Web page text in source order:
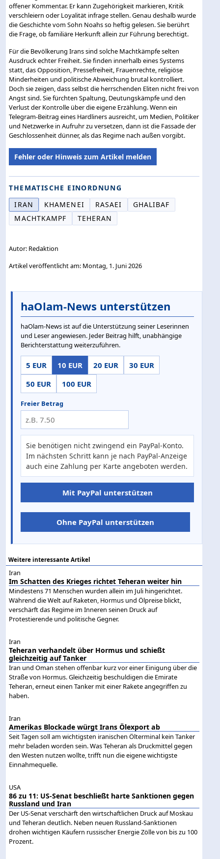
offener Kommentar. Er kann Zugehörigkeit markieren, Kritik
verschleiern oder Loyalität infrage stellen. Genau deshalb wurde
die Geschichte vom Sohn Noahs so heftig gelesen. Sie berührt
die Frage, ob familiäre Herkunft allein zur Führung berechtigt.
Für die Bevölkerung Irans sind solche Machtkämpfe selten
Ausdruck echter Freiheit. Sie finden innerhalb eines Systems
statt, das Opposition, Pressefreiheit, Frauenrechte, religiöse
Minderheiten und politische Abweichung brutal kontrolliert.
Doch sie zeigen, dass selbst die herrschenden Eliten nicht frei von
Angst sind. Sie fürchten Spaltung, Deutungskämpfe und den
Verlust der Kontrolle über die eigene Erzählung. Wenn ein
Telegram-Beitrag eines Hardliners ausreicht, um Medien, Politiker
und Netzwerke in Aufruhr zu versetzen, dann ist die Fassade der
Geschlossenheit dünner, als das Regime nach außen vorgibt.
Fehler oder Hinweis zum Artikel melden
THEMATISCHE EINORDNUNG
IRAN
KHAMENEI RASAEI
GHALIBAF
MACHTKAMPF
TEHERAN
Autor: Redaktion
Artikel veröffentlicht am: Montag, 1. Juni 2026
haOlam-News unterstützen
haOlam-News ist auf die Unterstützung seiner Leserinnen
und Leser angewiesen. Jeder Beitrag hilft, unabhängige
Berichterstattung weiterzuführen.
5 EUR 10 EUR 20 EUR
30 EUR
50 EUR
100 EUR
Freier Betrag
Sie benötigen nicht zwingend ein PayPal-Konto.
Im nächsten Schritt kann je nach PayPal-Anzeige
auch eine Zahlung per Karte angeboten werden.
Mit PayPal unterstützen
Ohne PayPal unterstützen
Weitere interessante Artikel
Iran
Im Schatten des Krieges richtet Teheran weiter hin
Mindestens 71 Menschen wurden allein im Juli hingerichtet.
Während die Welt auf Raketen, Hormus und Ölpreise blickt,
verschärft das Regime im Inneren seinen Druck auf
Protestierende und politische Gegner.
Iran
Teheran verhandelt über Hormus und schießt
gleichzeitig auf Tanker
Iran und Oman stehen offenbar kurz vor einer Einigung über die
Straße von Hormus. Gleichzeitig beschuldigen die Emirate
Teheran, erneut einen Tanker mit einer Rakete angegriffen zu
haben.
Iran
Amerikas Blockade würgt Irans Ölexport ab
Seit Tagen soll am wichtigsten iranischen Ölterminal kein Tanker
mehr beladen worden sein. Was Teheran als Druckmittel gegen
den Westen nutzen wollte, trifft nun die eigene wichtigste
Einnahmequelle.
USA
86 zu 11: US-Senat beschließt harte Sanktionen gegen
Russland und Iran
Der US-Senat verschärft den wirtschaftlichen Druck auf Moskau
und Teheran deutlich. Neben neuen Russland-Sanktionen
drohen wichtigen Käufern russischer Energie Zölle von bis zu 100
Prozent.